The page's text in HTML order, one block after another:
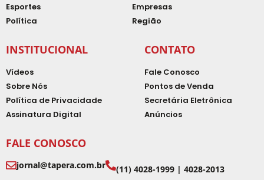
Esportes
Política
Empresas
Região
INSTITUCIONAL
Vídeos
Sobre Nós
Política de Privacidade
Assinatura Digital
CONTATO
Fale Conosco
Pontos de Venda
Secretária Eletrônica
Anúncios
FALE CONOSCO
jornal@tapera.com.br
(11) 4028-1999 | 4028-2013